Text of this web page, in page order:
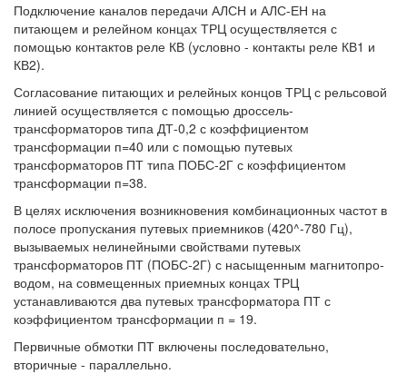
Подключение каналов передачи АЛСН и АЛС-ЕН на
питающем и релейном концах ТРЦ осуществляется с
помощью контактов реле КВ (условно - контакты реле КВ1 и
КВ2).
Согласование питающих и релейных концов ТРЦ с рельсовой
линией осуществляется с помощью дроссель-
трансформаторов типа ДТ-0,2 с коэффициентом
трансформации п=40 или с помощью путевых
трансформаторов ПТ типа ПОБС-2Г с коэффициентом
трансформации п=38.
В целях исключения возникновения комбинационных частот в
полосе пропускания путевых приемников (420^-780 Гц),
вызываемых нелинейными свойствами путевых
трансформаторов ПТ (ПОБС-2Г) с насыщенным магнитопро-
водом, на совмещенных приемных концах ТРЦ
устанавливаются два путевых трансформатора ПТ с
коэффициентом трансформации п = 19.
Первичные обмотки ПТ включены последовательно,
вторичные - параллельно.